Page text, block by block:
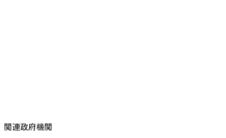
関連政府機関